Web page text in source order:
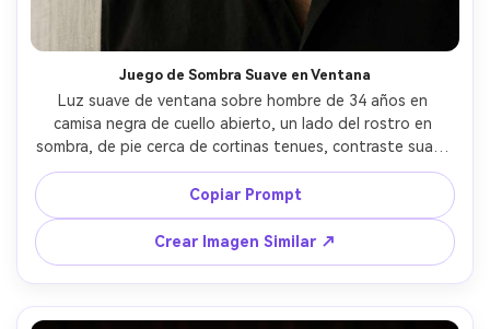
Juego de Sombra Suave en Ventana
Luz suave de ventana sobre hombre de 34 años en
camisa negra de cuello abierto, un lado del rostro en
sombra, de pie cerca de cortinas tenues, contraste suave
con relleno negativo, tomado con 85mm f/1.8, retrato
cerrado, ambiente seductor contenido, poros y barba
realistas, gradación de color misteriosa, enfoque nítido --
ar 4:5
Copiar Prompt
Crear Imagen Similar ↗